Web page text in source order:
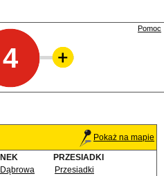
4
Pomoc
Pokaż na mapie
PRZESIADKI
Przesiadki